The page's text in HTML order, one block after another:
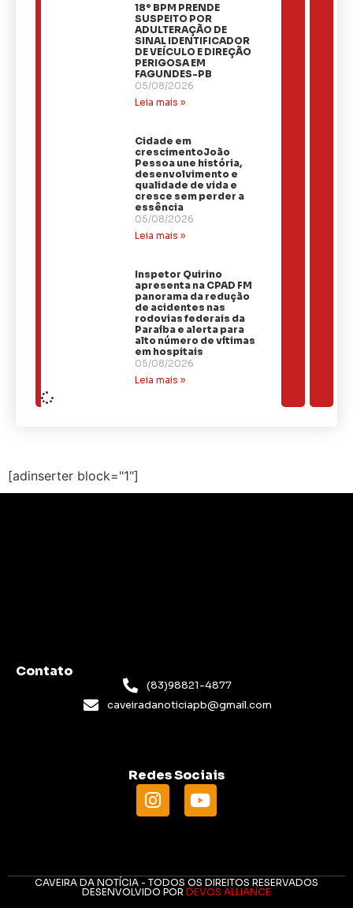
18º BPM PRENDE
SUSPEITO POR
ADULTERAÇÃO DE
SINAL IDENTIFICADOR
DE VEÍCULO E DIREÇÃO
PERIGOSA EM
FAGUNDES-PB
05/08/2026
Leia mais »
Cidade em
crescimentoJoão
Pessoa une história,
desenvolvimento e
qualidade de vida e
cresce sem perder a
essência
05/08/2026
Leia mais »
Inspetor Quirino
apresenta na CPAD FM
panorama da redução
de acidentes nas
rodovias federais da
Paraíba e alerta para
alto número de vítimas
em hospitais
05/08/2026
Leia mais »
[adinserter block="1"]
Contato
(83)98821-4877
caveiradanoticiapb@gmail.com
Redes Sociais
CAVEIRA DA NOTÍCIA - TODOS OS DIREITOS RESERVADOS
DESENVOLVIDO POR DEVOS ALLIANCE